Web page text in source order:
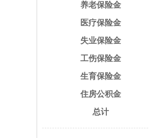
养老保险金
医疗保险金
失业保险金
工伤保险金
生育保险金
住房公积金
总计